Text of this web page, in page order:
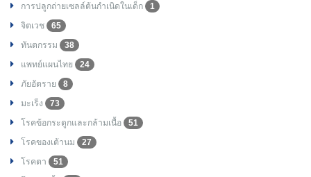
การปลูกถ่ายเซลล์ต้นกำเนิดในเด็ก
1
จิตเวช
65
ทันตกรรม
38
แพทย์แผนไทย
24
ภัยอัตราย
8
มะเร็ง
73
โรคข้อกระดูกและกล้ามเนื้อ
51
โรคของเต้านม
27
โรคตา
51